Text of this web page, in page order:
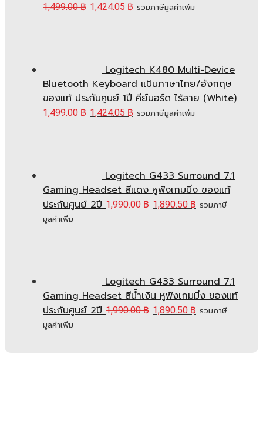
1,499.00฿ 1,424.05 ฿ รวมภาษีมูลค่าเพิ่ม
Logitech K480 Multi-Device
Bluetooth Keyboard แป้นภาษาไทย/อังกฤษ
ของแท้ ประกันศูนย์ 1ปี คีย์บอร์ด ไร้สาย (White)
1,499.00฿ 1,424.05 ฿ รวมภาษีมูลค่าเพิ่ม
Logitech G433 Surround 7.1
Gaming Headset สีแดง หูฟังเกมมิ่ง ของแท้
ประกันศูนย์ 2ปี 1,990.00฿ 1,890.50 ฿ รวมภาษี
มูลค่าเพิ่ม
Logitech G433 Surround 7.1
Gaming Headset สีน้ำเงิน หูฟังเกมมิ่ง ของแท้
ประกันศูนย์ 2ปี 1,990.00฿ 1,890.50 ฿ รวมภาษี
มูลค่าเพิ่ม